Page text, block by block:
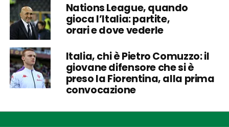
Nations League, quando
gioca l’Italia: partite,
orari e dove vederle
Italia, chi è Pietro Comuzzo: il
giovane difensore che si è
preso la Fiorentina, alla prima
convocazione